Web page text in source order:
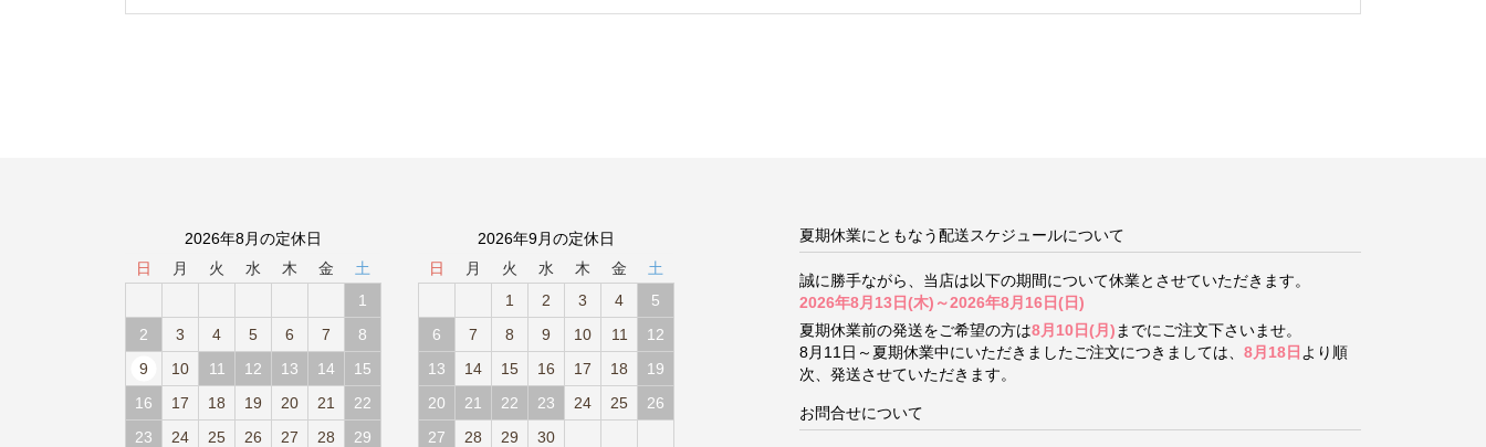
2026年8月の定休日
日
月 火 水 木 金
土
1
2
3 4 5 6 7
8
9
10 11 12 13 14
15
16
17 18 19 20 21
22
23
24 25 26 27 28
29
2026年9月の定休日
日
月 火 水 木 金
土
1
2 3 4
5
6
7 8 9 10 11
12
13
14 15 16 17 18
19
20
21 22 23 24 25
26
27
28 29 30
夏期休業にともなう配送スケジュールについて
誠に勝手ながら、当店は以下の期間について休業とさせていただきます。
2026年8月13日(木)～2026年8月16日(日)
夏期休業前の発送をご希望の方は8月10日(月) までにご注文下さいませ。
8月11日～夏期休業中にいただきましたご注文につきましては、 8月18日 より順
次、発送させていただきます。
お問合せについて